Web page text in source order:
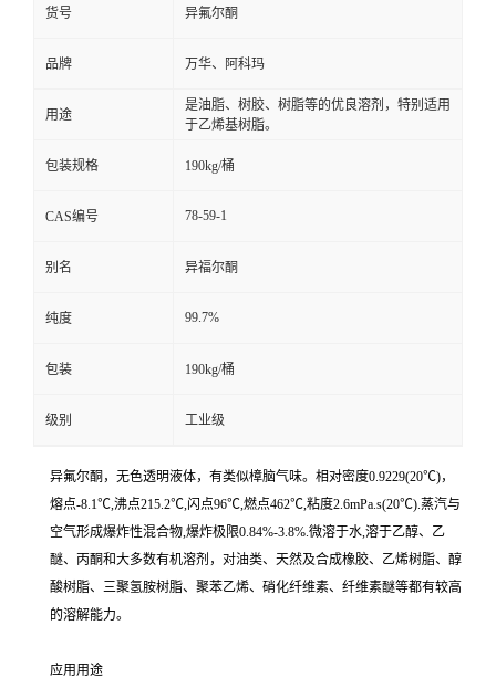
货号 异氟尔酮
品牌 万华、阿科玛
用途
是油脂、树胶、树脂等的优良溶剂，特别适用
于乙烯基树脂。
包装规格 190kg/桶
CAS编号 78-59-1
别名 异福尔酮
纯度 99.7%
包装 190kg/桶
级别 工业级
异氟尔酮，无色透明液体，有类似樟脑气味。相对密度0.9229(20℃)，
熔点-8.1℃,沸点215.2℃,闪点96℃,燃点462℃,粘度2.6mPa.s(20℃).蒸汽与
空气形成爆炸性混合物,爆炸极限0.84%-3.8%.微溶于水,溶于乙醇、乙
醚、丙酮和大多数有机溶剂，对油类、天然及合成橡胶、乙烯树脂、醇
酸树脂、三聚氢胺树脂、聚苯乙烯、硝化纤维素、纤维素醚等都有较高
的溶解能力。
应用用途